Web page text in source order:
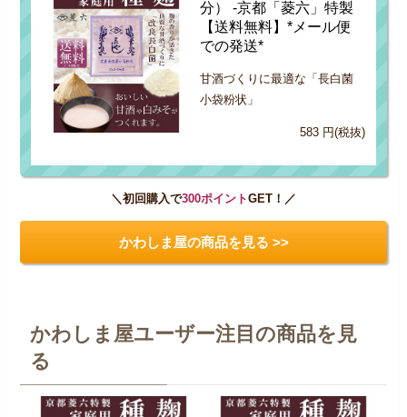
分） -京都「菱六」特製
【送料無料】*メール便
での発送*
甘酒づくりに最適な「長白菌
小袋粉状」
583 円(税抜)
＼初回購入で300ポイントGET！／
かわしま屋の商品を見る >>
かわしま屋ユーザー注目の商品を見
る